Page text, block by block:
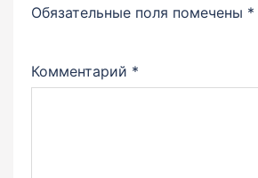
Обязательные поля помечены *
Комментарий *